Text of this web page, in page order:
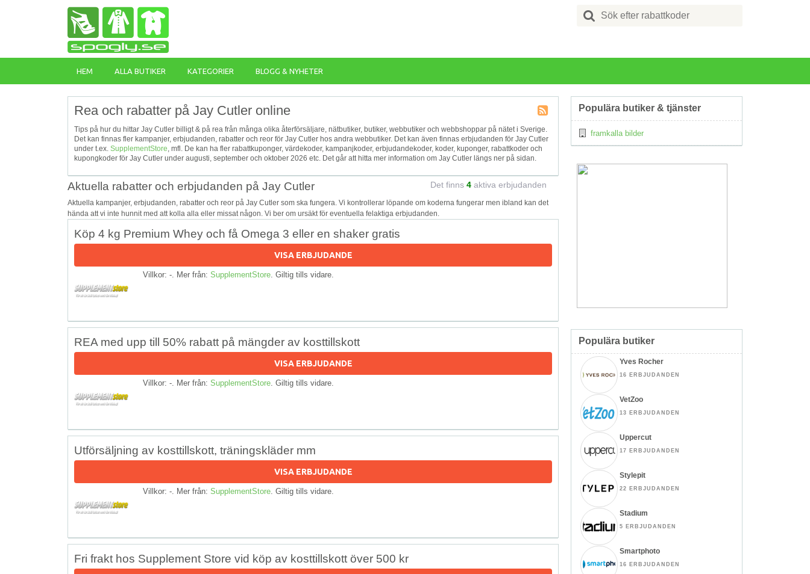
Search
for:
HEM ALLA BUTIKER KATEGORIER BLOGG & NYHETER
Tagg
RSS
Rea och rabatter på Jay Cutler online
Tips på hur du hittar Jay Cutler billigt & på rea från många olika återförsäljare, nätbutiker, butiker, webbutiker och webbshoppar på nätet i Sverige.
Det kan finnas fler kampanjer, erbjudanden, rabatter och reor för Jay Cutler hos andra webbutiker. Det kan även finnas erbjudanden för Jay Cutler
under t.ex. SupplementStore, mfl. De kan ha fler rabattkuponger, värdekoder, kampanjkoder, erbjudandekoder, koder, kuponger, rabattkoder och
kupongkoder för Jay Cutler under augusti, september och oktober 2026 etc. Det går att hitta mer information om Jay Cutler längs ner på sidan.
Aktuella rabatter och erbjudanden på Jay Cutler Det finns 4 aktiva erbjudanden
Aktuella kampanjer, erbjudanden, rabatter och reor på Jay Cutler som ska fungera. Vi kontrollerar löpande om koderna fungerar men ibland kan det
hända att vi inte hunnit med att kolla alla eller missat någon. Vi ber om ursäkt för eventuella felaktiga erbjudanden.
Köp 4 kg Premium Whey och få Omega 3 eller en shaker gratis
VISA ERBJUDANDE
Villkor: -. Mer från: SupplementStore . Giltig tills vidare.
REA med upp till 50% rabatt på mängder av kosttillskott
VISA ERBJUDANDE
Villkor: -. Mer från: SupplementStore . Giltig tills vidare.
Utförsäljning av kosttillskott, träningskläder mm
VISA ERBJUDANDE
Villkor: -. Mer från: SupplementStore . Giltig tills vidare.
Fri frakt hos Supplement Store vid köp av kosttillskott över 500 kr
Populära butiker & tjänster
framkalla bilder
Populära butiker
Yves Rocher
16 ERBJUDANDEN
VetZoo
13 ERBJUDANDEN
Uppercut
17 ERBJUDANDEN
Stylepit
22 ERBJUDANDEN
Stadium
5 ERBJUDANDEN
Smartphoto
16 ERBJUDANDEN